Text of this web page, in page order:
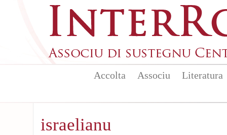
Accolta Associu Literatura
israelianu